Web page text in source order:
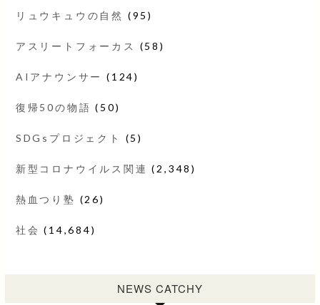
リュウキュウの自然 (95)
アスリートフォーカス (58)
AIアナウンサー (124)
復帰50の物語 (50)
SDGsプロジェクト (5)
新型コロナウイルス関連 (2,348)
熱血つり塾 (26)
社会 (14,684)
NEWS CATCHY